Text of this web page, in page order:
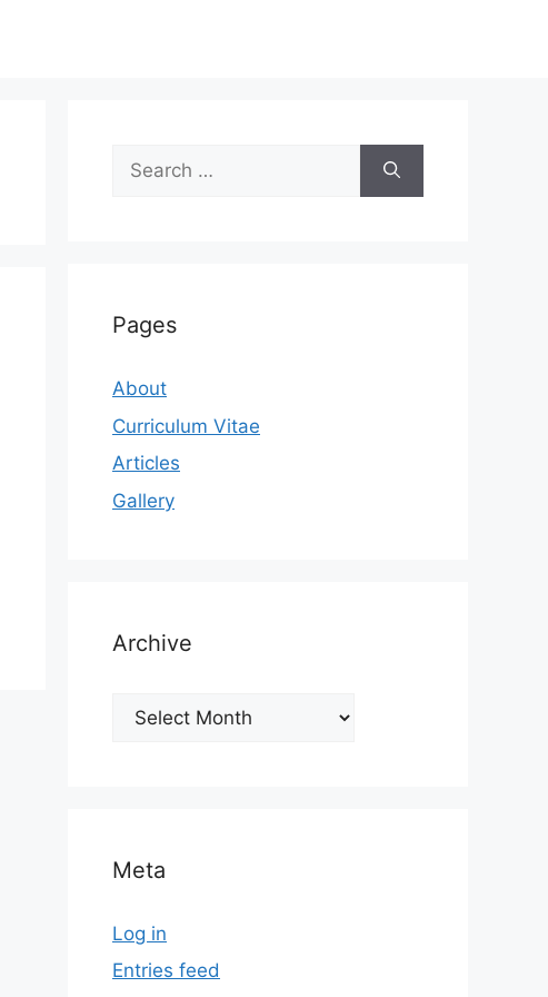
Search
for:
Pages
About
Curriculum Vitae
Articles
Gallery
Archive
Archive
Meta
Log in
Entries feed